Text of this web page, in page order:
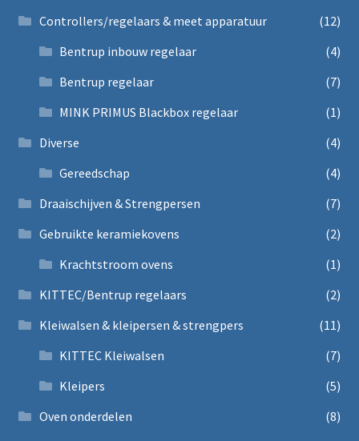
Controllers/regelaars & meet apparatuur
(12)
Bentrup inbouw regelaar
(4)
Bentrup regelaar
(7)
MINK PRIMUS Blackbox regelaar
(1)
Diverse
(4)
Gereedschap
(4)
Draaischijven & Strengpersen
(7)
Gebruikte keramiekovens
(2)
Krachtstroom ovens
(1)
KITTEC/Bentrup regelaars
(2)
Kleiwalsen & kleipersen & strengpers
(11)
KITTEC Kleiwalsen
(7)
Kleipers
(5)
Oven onderdelen
(8)